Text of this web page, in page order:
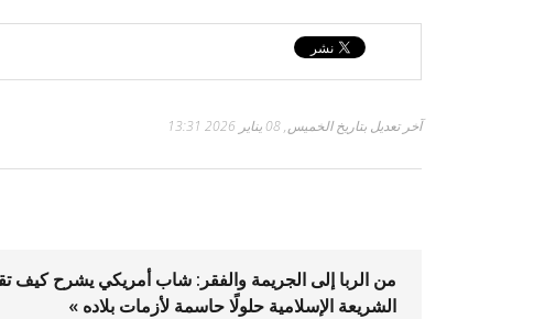
آخر تعديل بتاريخ الخميس, 08 يناير 2026 13:31
من الربا إلى الجريمة والفقر: شاب أمريكي يشرح كيف
الشريعة الإسلامية حلولًا حاسمة لأزمات بلاده »